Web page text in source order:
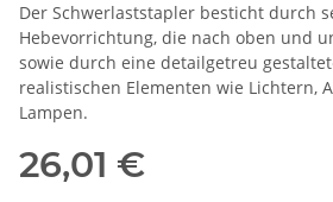
Der Schwerlaststapler besticht durch
Hebevorrichtung, die nach oben und
sowie durch eine detailgetreu
realistischen Elementen wie Lichtern,
Lampen.
26,01 €